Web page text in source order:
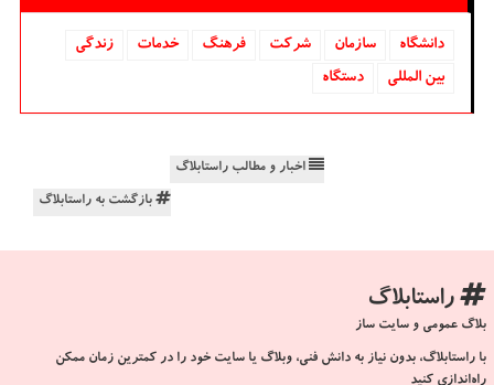
دانشگاه‌ سازمان شركت فرهنگ خدمات
زندگی
بین المللی
دستگاه
اخبار و مطالب راستابلاگ
بازگشت به راستابلاگ
راستابلاگ
بلاگ عمومی و سایت ساز
با راستابلاگ، بدون نیاز به دانش فنی، وبلاگ یا سایت خود را در کمترین زمان ممکن
راه‌اندازی کنید